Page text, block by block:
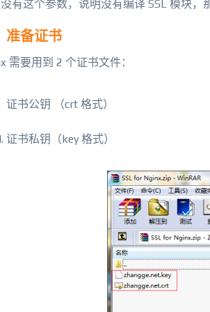
有这个参数，说明没有编译 SSL 模块
备证书
需要用到 2 个证书文件：
证书公钥 （crt 格式）
证书私钥（key 格式）